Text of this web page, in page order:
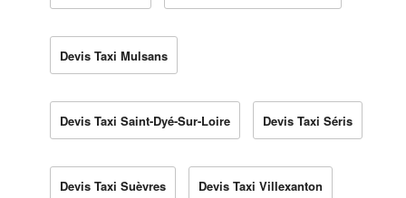
Devis Taxi Mulsans
Devis Taxi Saint-Dyé-Sur-Loire Devis Taxi Séris
Devis Taxi Suèvres Devis Taxi Villexanton